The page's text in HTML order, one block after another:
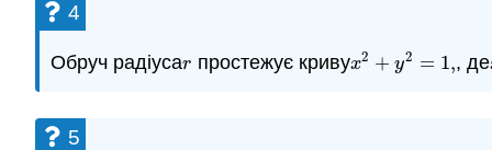
4
Обруч радіусаr
r простежує кривуx2 + y2 = 1,
x2 +y 2= 1, , де
5